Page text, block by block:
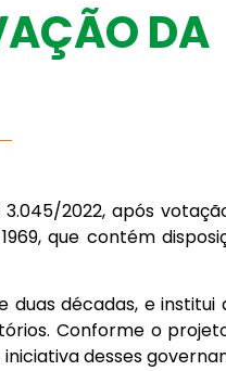
DA
2022, após
que contém
décadas, e institui
Conforme o
desses